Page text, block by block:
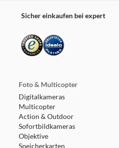
Sicher einkaufen bei expert
Foto & Multicopter
Digitalkameras
Multicopter
Action & Outdoor
Sofortbildkameras
Objektive
Speicherkarten